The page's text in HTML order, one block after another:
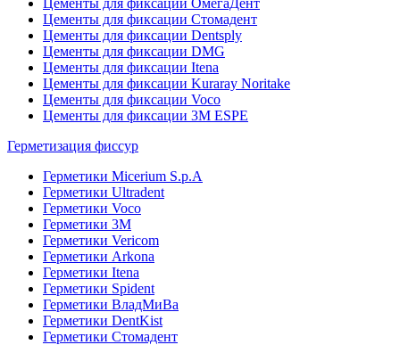
Цементы для фиксации ОмегаДент
Цементы для фиксации Стомадент
Цементы для фиксации Dentsply
Цементы для фиксации DMG
Цементы для фиксации Itena
Цементы для фиксации Kuraray Noritake
Цементы для фиксации Voco
Цементы для фиксации 3M ESPE
Герметизация фиссур
Герметики Micerium S.p.A
Герметики Ultradent
Герметики Voco
Герметики 3M
Герметики Vericom
Герметики Arkona
Герметики Itena
Герметики Spident
Герметики ВладМиВа
Герметики DentKist
Герметики Стомадент